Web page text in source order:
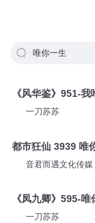
唯你一生
《风华鉴》951-我
一刀苏苏
都市狂仙 3939 唯
音君而遇文化传媒
《凤九卿》595-唯
一刀苏苏